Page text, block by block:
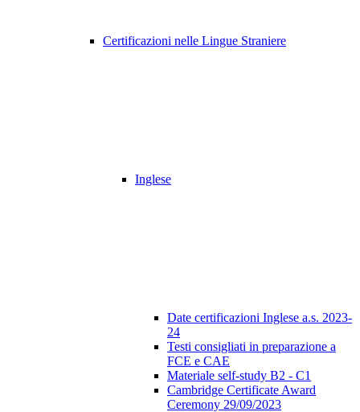
Certificazioni nelle Lingue Straniere
Inglese
Date certificazioni Inglese a.s. 2023-
24
Testi consigliati in preparazione a
FCE e CAE
Materiale self-study B2 - C1
Cambridge Certificate Award
Ceremony 29/09/2023